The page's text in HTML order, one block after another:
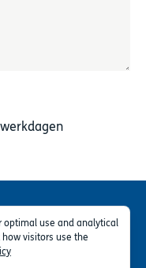
optimal use and analytical
visitors use the
TSG Group
voorbehouden.